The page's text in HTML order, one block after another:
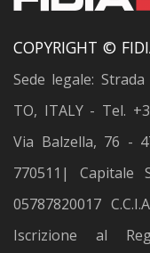
COPYRIGHT ©
Sede legale:
TO, ITALY - Tel.
Via Balzella, 76 -
770511| Capitale
05787820017
Iscrizione al